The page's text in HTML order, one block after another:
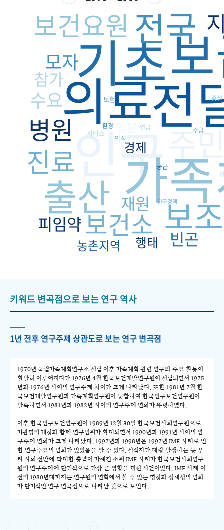
인구
의료
기초
전
가
출산
전국
보
주
진료
보건요원
보건소
병원
모자
수요
참가
빈곤
피임약
재원
경제
행태
농촌지역
서비스
공급
보험
의식
연금
수급
환경
중절
인구정책
키워드 변곡점으로 보는 연구 역사
1년 전후 연구주제 상관도로 보는 연구 변곡점
1970년 국립가족계획연구소 설립 이후 가족계획 관련 연구와 주요 활동이
활발히 이루어지다가 1976년 4월 한국보건개발연구원이 설립되면서 1975
년과 1976년 사이의 연구주제 차이가 크게 나타났다. 또한 1981년 7월 한
국보건개발연구원과 가족계획연구원이 통합하여 한국인구보건연구원이
발족하면서 1981년과 1982년 사이의 연구주제 변화가 뚜렷하였다.
이후 한국인구보건연구원이 1989년 12월 30일 한국보건사회연구원으로
기관명의 개칭과 함께 연구범위가 확대되면서 1990년과 1991년 사이의 연
구주제 변화가 크게 나타났다. 1997년과 1998년은 1997년 IMF 사태로 인
한 연구수요의 변화가 있었음을 알 수 있다. 실직자가 대량 발생하는 등 우
리 사회 전반에 막대한 충격이 가해진 소위 IMF 사태가 한국보건사회연구
원의 연구주제에 단기적으로 가장 큰 영향을 끼친 사건이었다. IMF 사태 이
전의 1980년대까지는 연구원의 연혁에서 볼 수 있는 명칭과 정체성의 변화
가 단기적인 연구 변곡점으로 나타난 것으로 보인다.